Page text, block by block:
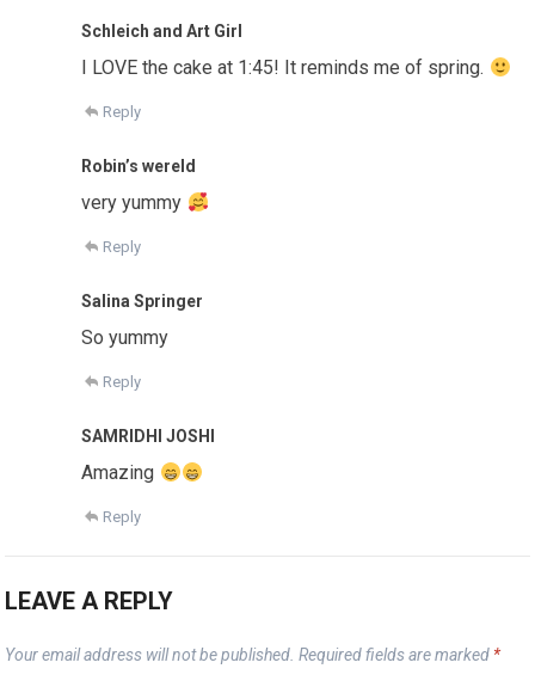
Schleich and Art Girl
I LOVE the cake at 1:45! It reminds me of spring.
Reply
Robin’s wereld
very yummy
Reply
Salina Springer
So yummy
Reply
SAMRIDHI JOSHI
Amazing
Reply
LEAVE A REPLY
Your email address will not be published. Required fields are marked *